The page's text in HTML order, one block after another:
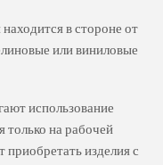
в стороне от
или виниловые
использование
только на рабочей
изделия с